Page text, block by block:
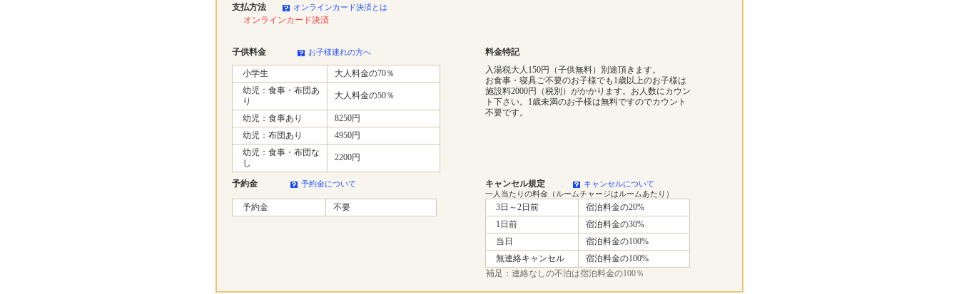
支払方法 オンラインカード決済とは
オンラインカード決済
子供料金 お子様連れの方へ 料金特記
小学生
大人料金の70％
幼児：食事・布団あ
り
大人料金の50％
幼児：食事あり
8250円
幼児：布団あり
4950円
幼児：食事・布団な
し
2200円
入湯税大人150円（子供無料）別途頂きます。
お食事・寝具ご不要のお子様でも1歳以上のお子様は
施設料2000円（税別）がかかります。お人数にカウン
ト下さい。1歳未満のお子様は無料ですのでカウント
不要です。
予約金 予約金について キャンセル規定
キャンセルについて
一人当たりの料金（ルームチャージはルームあたり）
予約金 不要 3日～2日前
宿泊料金の20%
1日前
宿泊料金の30%
当日
宿泊料金の100%
無連絡キャンセル
宿泊料金の100%
補足：連絡なしの不泊は宿泊料金の100％